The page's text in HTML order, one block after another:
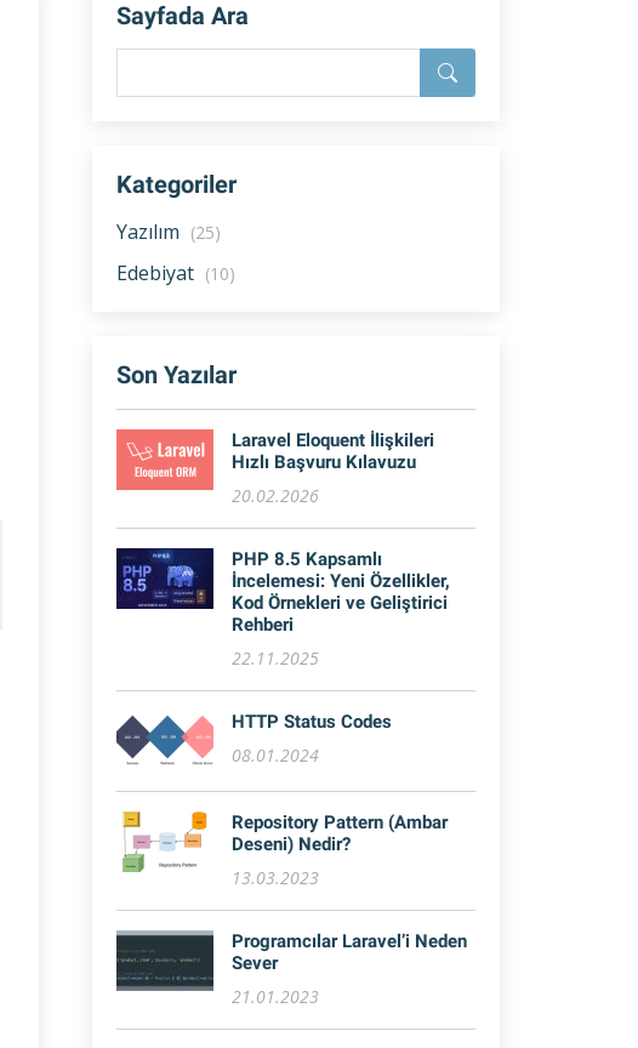
Sayfada Ara
Kategoriler
Yazılım (25)
Edebiyat (10)
Son Yazılar
Laravel Eloquent İlişkileri
Hızlı Başvuru Kılavuzu
20.02.2026
PHP 8.5 Kapsamlı
İncelemesi: Yeni Özellikler,
Kod Örnekleri ve Geliştirici
Rehberi
22.11.2025
HTTP Status Codes
08.01.2024
Repository Pattern (Ambar
Deseni) Nedir?
13.03.2023
Programcılar Laravel’i Neden
Sever
21.01.2023